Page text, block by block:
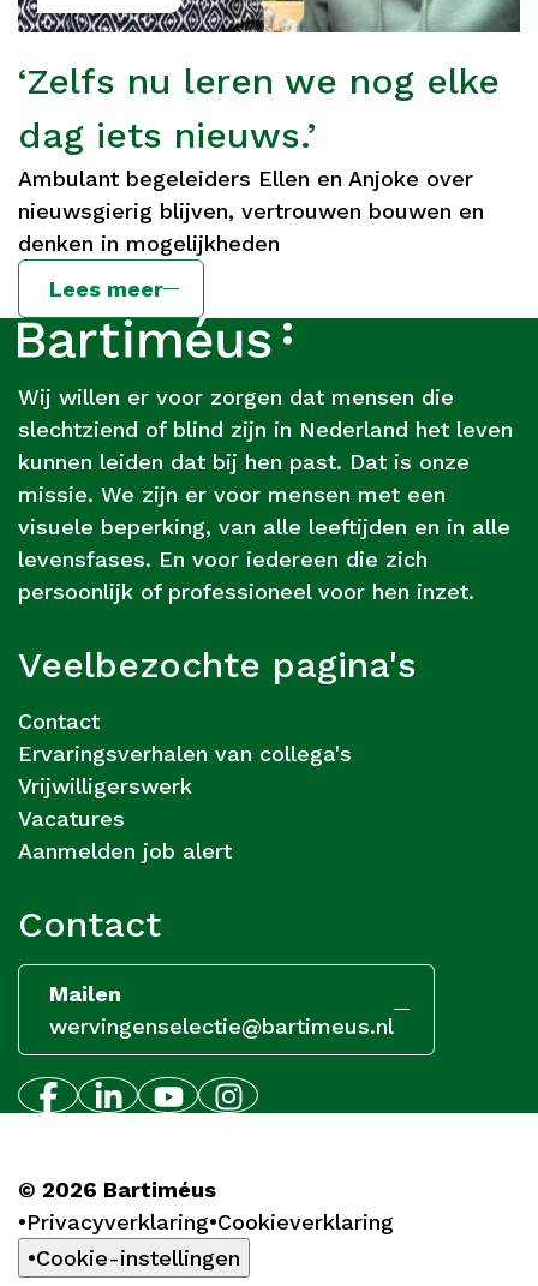
‘Zelfs nu leren we nog elke
dag iets nieuws.’
Ambulant begeleiders Ellen en Anjoke over
nieuwsgierig blijven, vertrouwen bouwen en
denken in mogelijkheden
Lees meer
Footer
Over
Bartiméus
Wij willen er voor zorgen dat mensen die
slechtziend of blind zijn in Nederland het leven
kunnen leiden dat bij hen past. Dat is onze
missie. We zijn er voor mensen met een
visuele beperking, van alle leeftijden en in alle
levensfases. En voor iedereen die zich
persoonlijk of professioneel voor hen inzet.
Veelbezochte pagina's
Contact
Ervaringsverhalen van collega's
Vrijwilligerswerk
Vacatures
Aanmelden job alert
Contact
Mailen
wervingenselectie@bartimeus.nl
© 2026 Bartiméus
Privacyverklaring Cookieverklaring
Cookie-instellingen